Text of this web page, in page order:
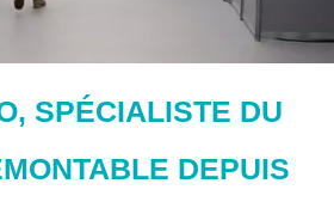
SPÉCIALISTE DU
DEPUIS